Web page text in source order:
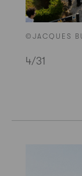
©JACQUES
4/31